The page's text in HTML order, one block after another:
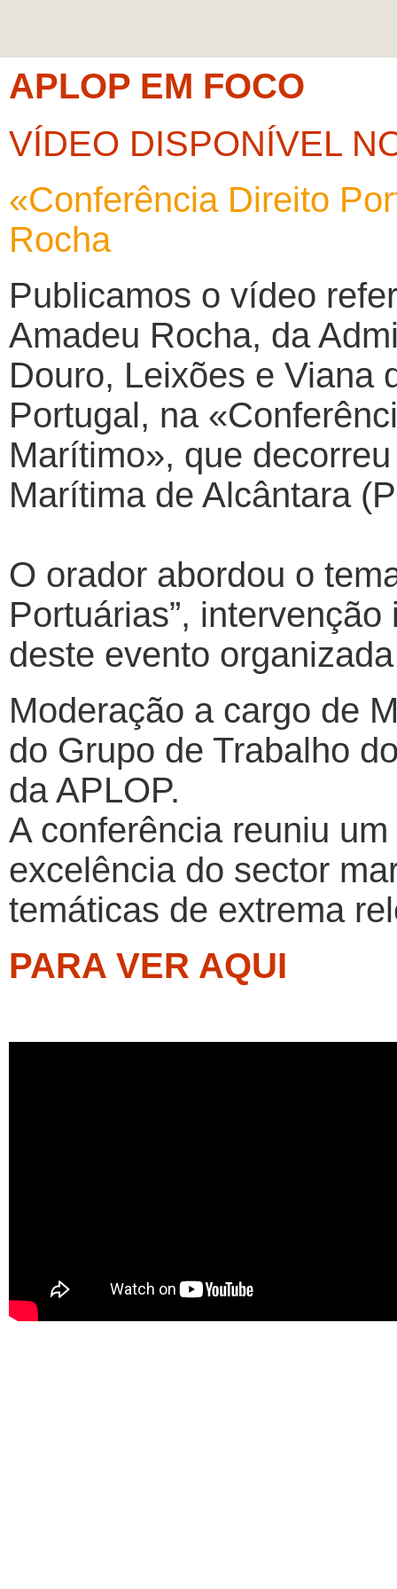
APLOP EM FOCO
VÍDEO DISPONÍVEL
«Conferência Direito
Rocha
Publicamos o vídeo
Amadeu Rocha, da
Douro, Leixões e Viana
Portugal, na
Marítimo», que
Marítima de Alcântara
O orador abordou o
Portuárias”,
deste evento
Moderação a cargo de
do Grupo de Trabalho
da APLOP.
A conferência reuniu
excelência do sector
temáticas de extrema
PARA VER AQUI